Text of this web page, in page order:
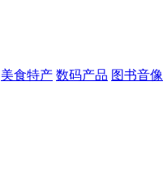
美食特产 数码产品 图书音像